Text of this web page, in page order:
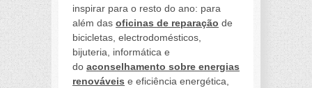
inspirar para o resto do ano: para
além das oficinas de reparação de
bicicletas, electrodomésticos,
bijuteria, informática e
do aconselhamento sobre energias
renováveis e eficiência energética,